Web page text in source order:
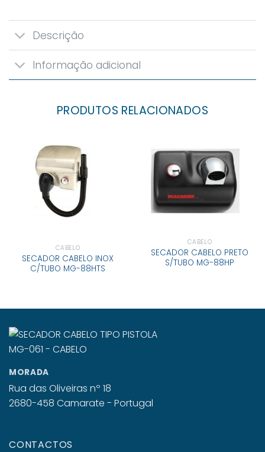
Descrição
Informação adicional
PRODUTOS RELACIONADOS
CABELO
SECADOR CABELO INOX
C/TUBO MG-88HTS
CABELO
SECADOR CABELO PRETO
S/TUBO MG-88HP
MORADA
Rua das Oliveiras nº 18
2680-458 Camarate - Portugal
CONTACTOS